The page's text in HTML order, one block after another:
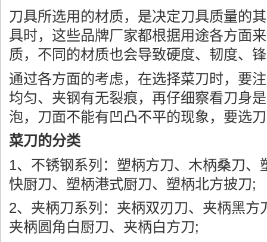
刀具所选用的材质，是决定刀具质量的
具时，这些品牌厂家都根据用途各方面
质，不同的材质也会导致硬度、韧度、
通过各方面的考虑，在选择菜刀时，要
均匀、夹钢有无裂痕，再仔细察看刀身
泡，刀面不能有凹凸不平的现象，要选
菜刀的分类
1、不锈钢系列：塑柄方刀、木柄桑刀、
快厨刀、塑柄港式厨刀、塑柄北方披刀;
2、夹柄刀系列：夹柄双刃刀、夹柄黑方
夹柄圆角白厨刀、夹柄白方刀;